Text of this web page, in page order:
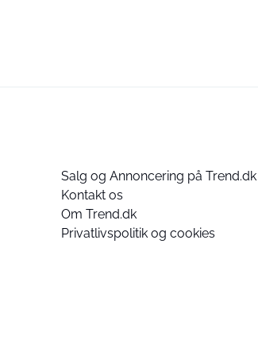
Salg og Annoncering på Trend.dk
Kontakt os
Om Trend.dk
Privatlivspolitik og cookies